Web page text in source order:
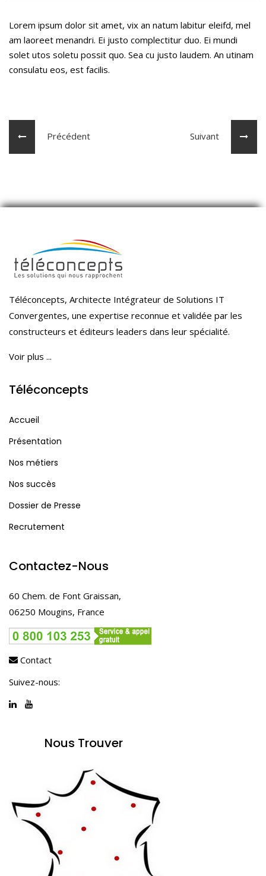
Lorem ipsum dolor sit amet, vix an natum labitur eleifd, mel
am laoreet menandri. Ei justo complectitur duo. Ei mundi
solet utos soletu possit quo. Sea cu justo laudem. An utinam
consulatu eos, est facilis.
Précédent Suivant
Téléconcepts, Architecte Intégrateur de Solutions IT
Convergentes, une expertise reconnue et validée par les
constructeurs et éditeurs leaders dans leur spécialité.
Voir plus ...
Téléconcepts
Accueil
Présentation
Nos métiers
Nos succès
Dossier de Presse
Recrutement
Contactez-Nous
60 Chem. de Font Graissan,
06250 Mougins, France
Contact
Suivez-nous:
Nous Trouver